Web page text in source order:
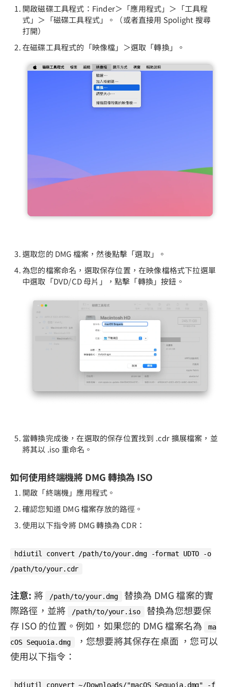
開啟磁碟工具程式：Finder＞「應用程式」＞「工具程
式」＞「磁碟工具程式」。（或者直接用 Spolight 搜尋
打開）
在磁碟工具程式的「映像檔」＞選取「轉換」。
選取您的 DMG 檔案，然後點擊「選取」。
為您的檔案命名，選取保存位置，在映像檔格式下拉選單
中選取「DVD/CD 母片」，點擊「轉換」按鈕。
當轉換完成後，在選取的保存位置找到 .cdr 擴展檔案，並
將其以 .iso 重命名。
如何使用終端機將 DMG 轉換為 ISO
開啟「終端機」應用程式。
確認您知道 DMG 檔案存放的路徑。
使用以下指令將 DMG 轉換為 CDR：
hdiutil convert /path/to/your.dmg -format UDTO -o
/path/to/your.cdr
注意: 將 /path/to/your.dmg
替換為 DMG 檔案的實
際路徑，並將
/path/to/your.iso
替換為您想要保
存 ISO 的位置。例如，如果您的 DMG 檔案名為
ma
cOS Sequoia.dmg
，您想要將其保存在桌面 ，您可以
使用以下指令：
hdiutil convert ~/Downloads/"macOS Sequoia.dmg" -f